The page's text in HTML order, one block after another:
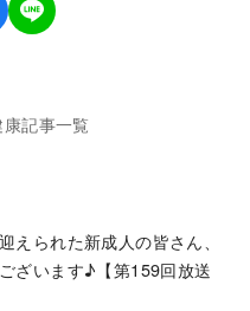
記事一覧
えられた新成人の皆さん、
ざいます♪【第159回放送